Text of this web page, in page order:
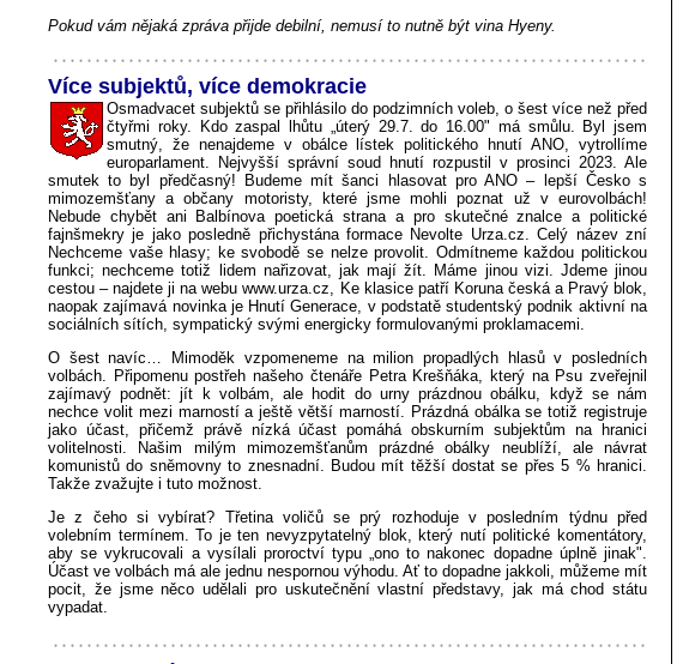
Pokud vám nějaká zpráva přijde debilní, nemusí to nutně být vina Hyeny.
Více subjektů, více demokracie
Osmadvacet subjektů se přihlásilo do podzimních voleb, o šest více než před
čtyřmi roky. Kdo zaspal lhůtu „úterý 29.7. do 16.00" má smůlu. Byl jsem
smutný, že nenajdeme v obálce lístek politického hnutí ANO, vytrollíme
europarlament. Nejvyšší správní soud hnutí rozpustil v prosinci 2023. Ale
smutek to byl předčasný! Budeme mít šanci hlasovat pro ANO – lepší Česko s
mimozemšťany a občany motoristy, které jsme mohli poznat už v eurovolbách!
Nebude chybět ani Balbínova poetická strana a pro skutečné znalce a politické
fajnšmekry je jako posledně přichystána formace Nevolte Urza.cz. Celý název zní
Nechceme vaše hlasy; ke svobodě se nelze provolit. Odmítneme každou politickou
funkci; nechceme totiž lidem nařizovat, jak mají žít. Máme jinou vizi. Jdeme jinou
cestou – najdete ji na webu www.urza.cz, Ke klasice patří Koruna česká a Pravý blok,
naopak zajímavá novinka je Hnutí Generace, v podstatě studentský podnik aktivní na
sociálních sítích, sympatický svými energicky formulovanými proklamacemi.
O šest navíc… Mimoděk vzpomeneme na milion propadlých hlasů v posledních
volbách. Připomenu postřeh našeho čtenáře Petra Krešňáka, který na Psu zveřejnil
zajímavý podnět: jít k volbám, ale hodit do urny prázdnou obálku, když se nám
nechce volit mezi marností a ještě větší marností. Prázdná obálka se totiž registruje
jako účast, přičemž právě nízká účast pomáhá obskurním subjektům na hranici
volitelnosti. Našim milým mimozemšťanům prázdné obálky neublíží, ale návrat
komunistů do sněmovny to znesnadní. Budou mít těžší dostat se přes 5 % hranici.
Takže zvažujte i tuto možnost.
Je z čeho si vybírat? Třetina voličů se prý rozhoduje v posledním týdnu před
volebním termínem. To je ten nevyzpytatelný blok, který nutí politické komentátory,
aby se vykrucovali a vysílali proroctví typu „ono to nakonec dopadne úplně jinak".
Účast ve volbách má ale jednu nespornou výhodu. Ať to dopadne jakkoli, můžeme mít
pocit, že jsme něco udělali pro uskutečnění vlastní představy, jak má chod státu
vypadat.